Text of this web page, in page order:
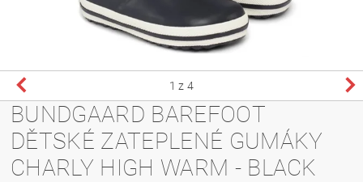
1 z 4
BUNDGAARD BAREFOOT
DĚTSKÉ ZATEPLENÉ GUMÁKY
CHARLY HIGH WARM - BLACK